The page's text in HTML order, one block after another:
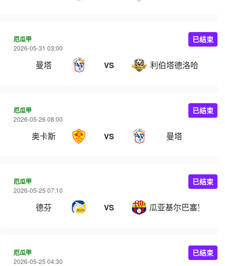
厄瓜甲
2026-05-31 03:00
曼塔 VS 利伯塔德洛哈
已结束
厄瓜甲
2026-05-26 08:00
奥卡斯 VS 曼塔
已结束
厄瓜甲
2026-05-25 07:10
德芬 VS 瓜亚基尔巴塞罗那
已结束
厄瓜甲
2026-05-25 04:30
已结束